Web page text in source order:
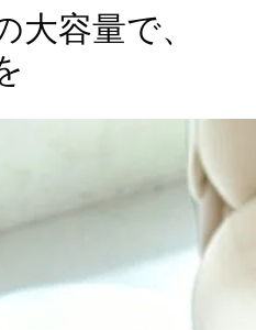
容量で、